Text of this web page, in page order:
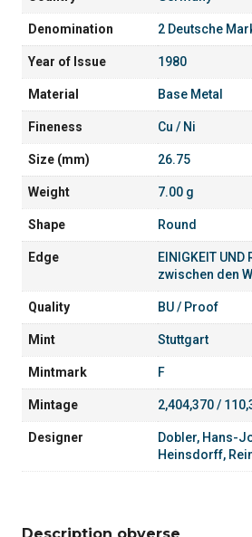
Denomination 2 Deutsche
Year of Issue 1980
Material Base Metal
Fineness Cu / Ni
Size (mm) 26.75
Weight 7.00 g
Shape Round
Edge
EINIGKEIT UND
zwischen den
Quality BU / Proof
Mint Stuttgart
Mintmark F
Mintage 2,404,370 /
Designer Dobler, Hans-
Heinsdorff,